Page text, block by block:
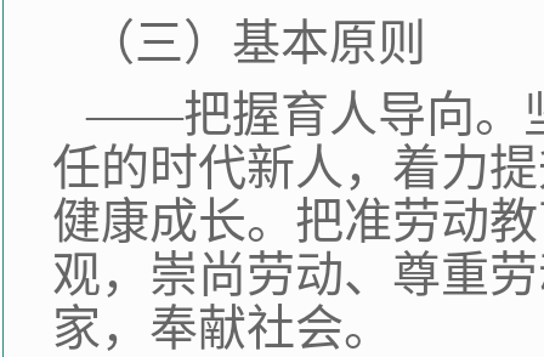
（三）基本原则
——把握育人导向。
任的时代新人，着力
健康成长。把准劳动
观，崇尚劳动、尊重
家，奉献社会。